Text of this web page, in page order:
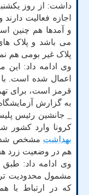
داشت: از روز
اجازه فعالیت
و آمدها هم چنین
می باشد و پلاک
پلاک غیر بومی هم
وی ادامه داد: این
قرمز است، برای
به گزارش
_ جانشین رئیس
کرونا وارد کشور
بهداشت
هم در وضعیت زرد
وی ادامه داد:
مشمول محدودیت
که در ارتباط با